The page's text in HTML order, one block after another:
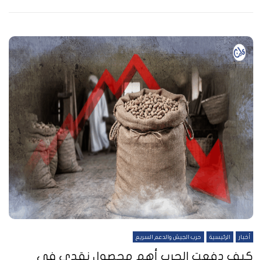
أخبار الرئيسية حرب الجيش والدعم السريع
كيف دفعت الحرب أهم محصول نقدي في